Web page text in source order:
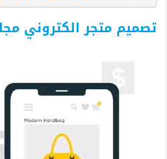
تصميم متجر الكتروني